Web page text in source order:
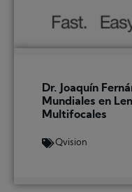
Dr. Joaquín
Mundiales en
Multifocales
Qvision